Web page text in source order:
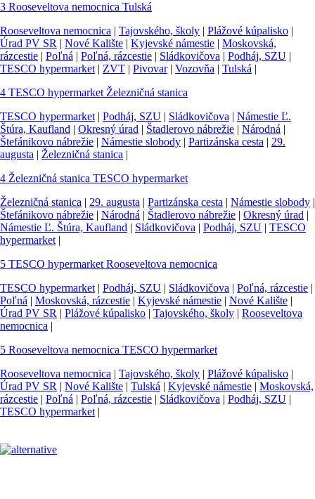
3 Rooseveltova nemocnica Tulská
Rooseveltova nemocnica | Tajovského, školy | Plážové kúpalisko |
Úrad PV SR | Nové Kalište | Kyjevské námestie | Moskovská,
rázcestie | Poľná | Poľná, rázcestie | Sládkovičova | Podháj, SZU |
TESCO hypermarket | ZVT | Pivovar| Vozovňa | Tulská |
4 TESCO hypermarket Železničná stanica
TESCO hypermarket | Podháj, SZU | Sládkovičova | Námestie Ľ.
Štúra, Kaufland | Okresný úrad | Štadlerovo nábrežie | Národná |
Štefánikovo nábrežie | Námestie slobody | Partizánska cesta | 29.
augusta | Železničná stanica |
4 Železničná stanica TESCO hypermarket
Železničná stanica | 29. augusta | Partizánska cesta | Námestie slobody |
Štefánikovo nábrežie | Národná | Štadlerovo nábrežie | Okresný úrad |
Námestie Ľ. Štúra, Kaufland | Sládkovičova | Podháj, SZU | TESCO
hypermarket |
5 TESCO hypermarket Rooseveltova nemocnica
TESCO hypermarket | Podháj, SZU | Sládkovičova | Poľná, rázcestie |
Poľná | Moskovská, rázcestie | Kyjevské námestie | Nové Kalište |
Úrad PV SR | Plážové kúpalisko | Tajovského, školy | Rooseveltova
nemocnica |
5 Rooseveltova nemocnica TESCO hypermarket
Rooseveltova nemocnica | Tajovského, školy | Plážové kúpalisko |
Úrad PV SR | Nové Kalište | Tulská | Kyjevské námestie | Moskovská,
rázcestie | Poľná | Poľná, rázcestie | Sládkovičova | Podháj, SZU |
TESCO hypermarket |